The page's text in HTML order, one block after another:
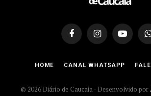
FacebookInstagramYouTube
HOME CANAL WHATSAPP
© 2026 Diário de Caucaia - Desenvolvido por